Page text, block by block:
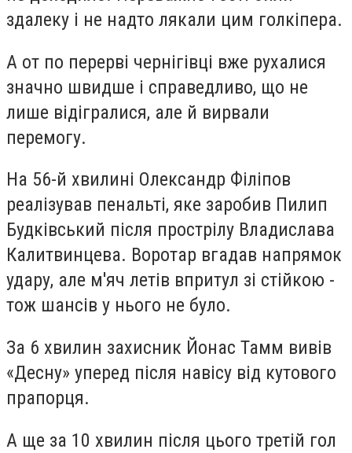
здалеку і не надто лякали цим голкіпера.
А от по перерві чернігівці вже рухалися
значно швидше і справедливо, що не
лише відігралися, але й вирвали
перемогу.
На 56-й хвилині Олександр Філіпов
реалізував пенальті, яке заробив Пилип
Будківський після прострілу Владислава
Калитвинцева. Воротар вгадав напрямок
удару, але м'яч летів впритул зі стійкою -
тож шансів у нього не було.
За 6 хвилин захисник Йонас Тамм вивів
«Десну» уперед після навісу від кутового
прапорця.
А ще за 10 хвилин після цього третій гол